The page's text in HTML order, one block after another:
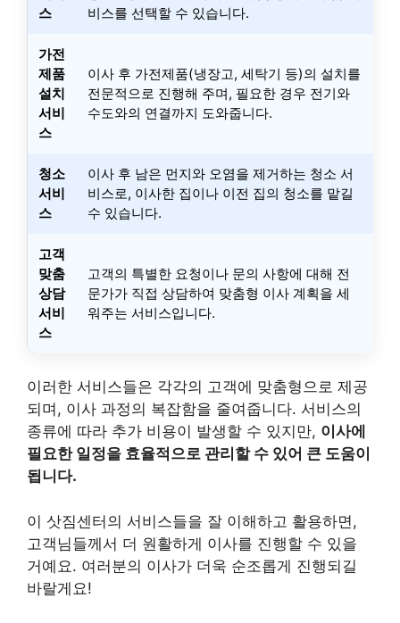
스
비스를 선택할 수 있습니다.
가전
제품
설치
서비
스
이사 후 가전제품(냉장고, 세탁기 등)의 설치를
전문적으로 진행해 주며, 필요한 경우 전기와
수도와의 연결까지 도와줍니다.
청소
서비
스
이사 후 남은 먼지와 오염을 제거하는 청소 서
비스로, 이사한 집이나 이전 집의 청소를 맡길
수 있습니다.
고객
맞춤
상담
서비
스
고객의 특별한 요청이나 문의 사항에 대해 전
문가가 직접 상담하여 맞춤형 이사 계획을 세
워주는 서비스입니다.
이러한 서비스들은 각각의 고객에 맞춤형으로 제공
되며, 이사 과정의 복잡함을 줄여줍니다. 서비스의
종류에 따라 추가 비용이 발생할 수 있지만, 이사에
필요한 일정을 효율적으로 관리할 수 있어 큰 도움이
됩니다.
이 삿짐센터의 서비스들을 잘 이해하고 활용하면,
고객님들께서 더 원활하게 이사를 진행할 수 있을
거예요. 여러분의 이사가 더욱 순조롭게 진행되길
바랄게요!